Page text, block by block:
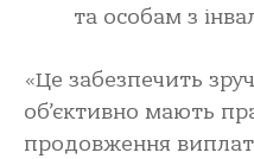
та особам з
«Це забезпечить
об’єктивно мають
продовження